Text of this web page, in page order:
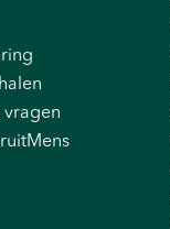
vragen